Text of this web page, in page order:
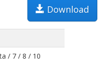
Download
/ 7 / 8 / 10